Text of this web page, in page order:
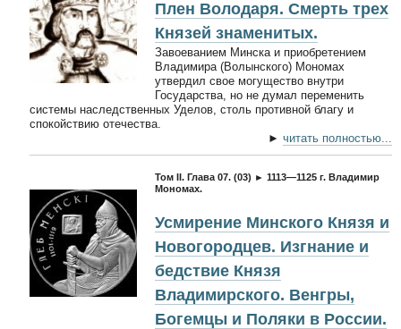
Плен Володаря. Смерть трех
Князей знаменитых.
Завоеванием Минска и приобретением
Владимира (Волынского) Мономах
утвердил свое могущество внутри
Государства, но не думал переменить
системы наследственных Уделов, столь противной благу и
спокойствию отечества.
► читать полностью...
Том II. Глава 07. (03) ► 1113—1125 г. Владимир
Мономах.
Усмирение Минского Князя и
Новогородцев. Изгнание и
бедствие Князя
Владимирского. Венгры,
Богемцы и Поляки в России.